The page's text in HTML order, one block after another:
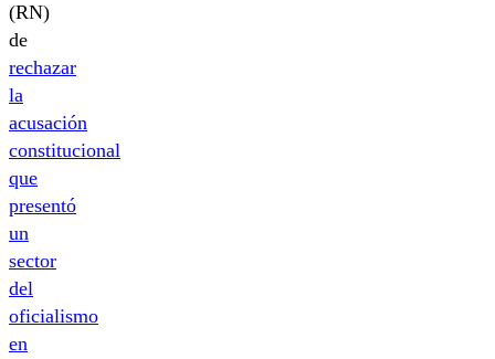
(RN)
de
rechazar
la
acusación
constitucional
que
presentó
un
sector
del
oficialismo
en